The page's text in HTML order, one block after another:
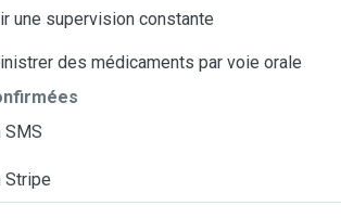
une supervision constante
des médicaments par voie orale
SMS
Stripe